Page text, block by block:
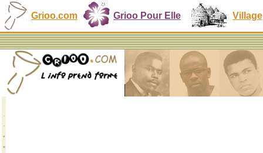
Grioo.com Grioo Pour Elle Village